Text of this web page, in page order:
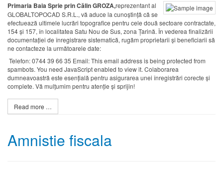
Primaria Baia Sprie prin Călin GROZA,reprezentant al
GLOBALTOPOCAD S.R.L., vă aduce la cunoștință că se
efectuează ultimele lucrări topografice pentru cele două sectoare contractate,
154 și 157, în localitatea Satu Nou de Sus, zona Țarină. În vederea finalizării
documentației de înregistrare sistematică, rugăm proprietarii și beneficiarii să
ne contacteze la următoarele date:
Telefon: 0744 39 66 35 Email:This email address is being protected from
spambots. You need JavaScript enabled to view it. Colaborarea
dumneavoastră este esențială pentru asigurarea unei înregistrări corecte și
complete. Vă mulțumim pentru atenție și sprijin!
Read more …
Amnistie fiscala